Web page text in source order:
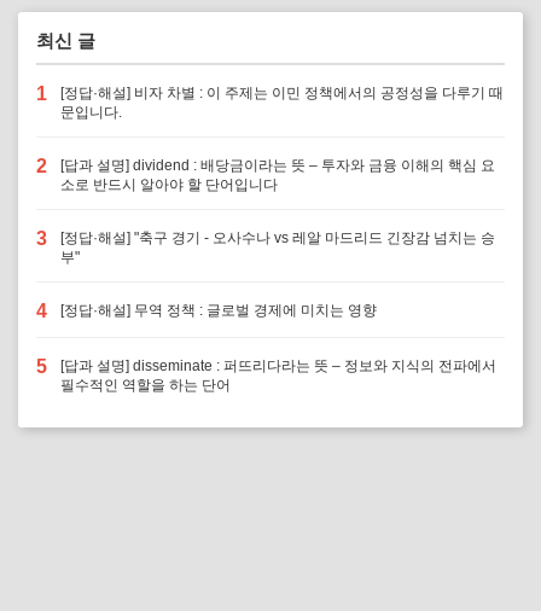
최신 글
1
[정답·해설] 비자 차별 : 이 주제는 이민 정책에서의 공정성을 다루기 때
문입니다.
2
[답과 설명] dividend : 배당금이라는 뜻 – 투자와 금융 이해의 핵심 요
소로 반드시 알아야 할 단어입니다
3
[정답·해설] "축구 경기 - 오사수나 vs 레알 마드리드 긴장감 넘치는 승
부"
4 [정답·해설] 무역 정책 : 글로벌 경제에 미치는 영향
5
[답과 설명] disseminate : 퍼뜨리다라는 뜻 – 정보와 지식의 전파에서
필수적인 역할을 하는 단어